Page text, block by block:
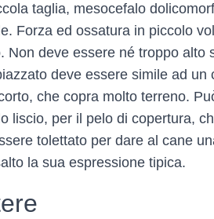
taglia, mesocefalo
Forza ed ossatura in piccolo
Non deve essere né troppo alto
deve essere simile ad
che copra molto terreno.
liscio, per il pelo di copertura,
tolettato per dare al cane
la sua espressione tipica.